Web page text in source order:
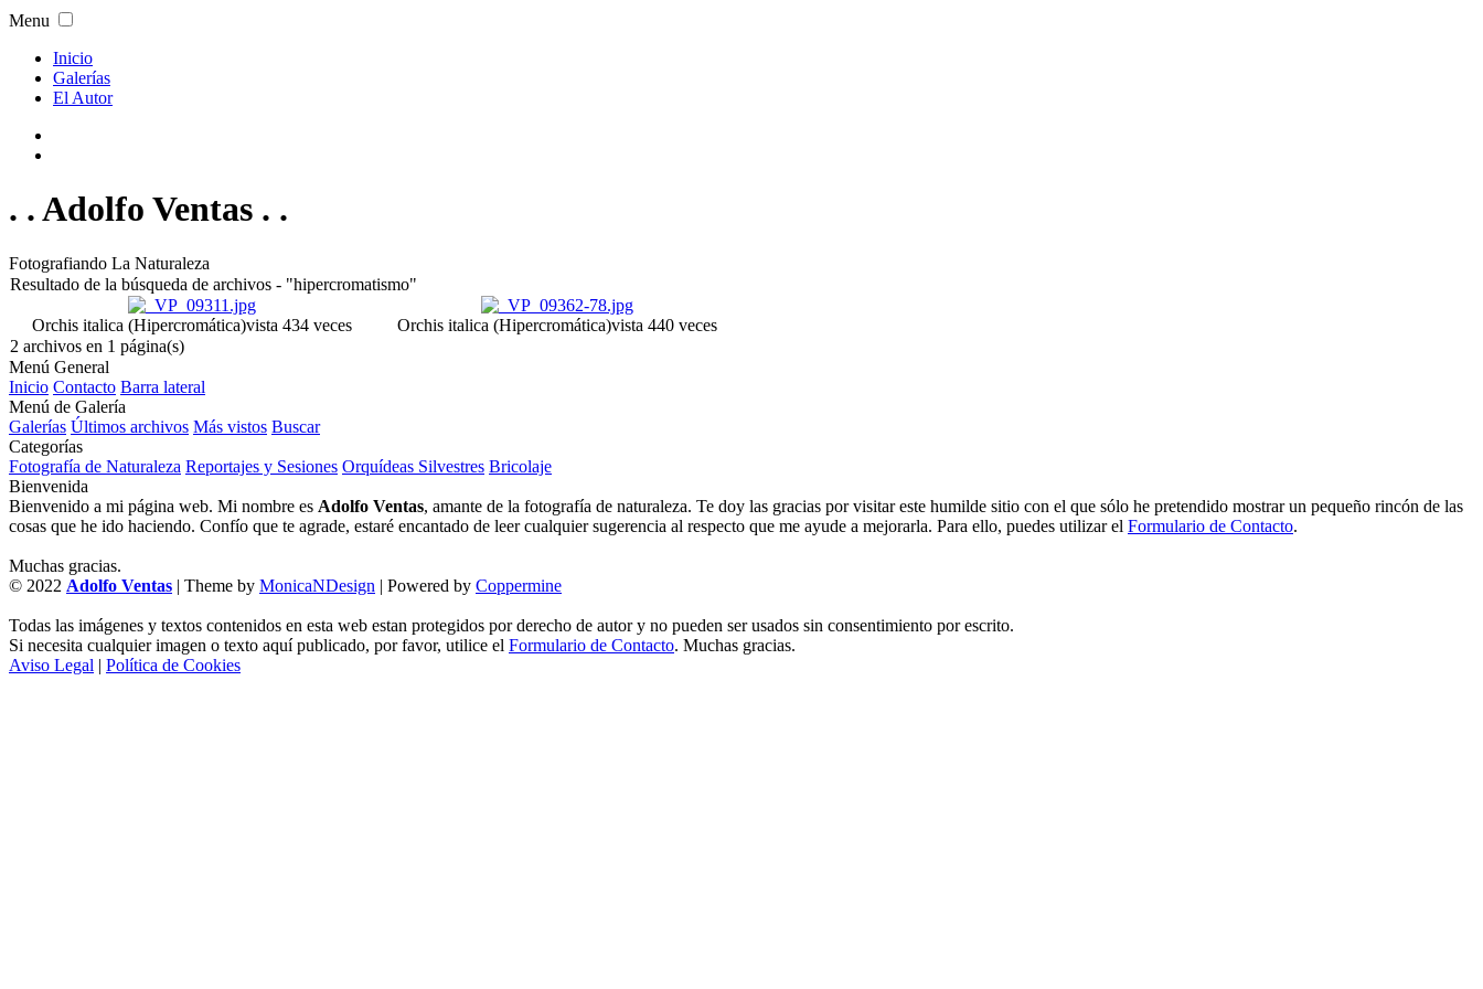
Menu
Inicio
Galerías
El Autor
. . Adolfo Ventas . .
Fotografiando La Naturaleza
Resultado de la búsqueda de archivos - "hipercromatismo"
Orchis italica (Hipercromática)vista 434 veces Orchis italica (Hipercromática)vista 440 veces
2 archivos en 1 página(s)
Menú General
Inicio Contacto Barra lateral
Menú de Galería
Galerías Últimos archivos Más vistos Buscar
Categorías
Fotografía de Naturaleza Reportajes y Sesiones Orquídeas Silvestres Bricolaje
Bienvenida
Bienvenido a mi página web. Mi nombre es Adolfo Ventas, amante de la fotografía de naturaleza. Te doy las gracias por visitar este humilde sitio con el que sólo he pretendido mostrar un pequeño rincón de las
cosas que he ido haciendo. Confío que te agrade, estaré encantado de leer cualquier sugerencia al respecto que me ayude a mejorarla. Para ello, puedes utilizar el Formulario de Contacto.
Muchas gracias.
© 2022 Adolfo Ventas | Theme by MonicaNDesign | Powered by Coppermine
Todas las imágenes y textos contenidos en esta web estan protegidos por derecho de autor y no pueden ser usados sin consentimiento por escrito.
Si necesita cualquier imagen o texto aquí publicado, por favor, utilice el Formulario de Contacto. Muchas gracias.
Aviso Legal | Política de Cookies